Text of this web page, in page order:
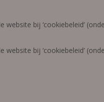
bij ‘cookiebeleid’
bij ‘cookiebeleid’